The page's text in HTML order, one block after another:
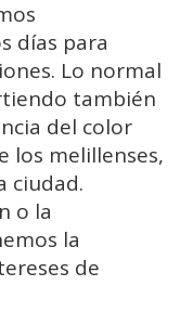
días para
Lo normal
también
del color
los melillenses,
ciudad.
o la
la
de